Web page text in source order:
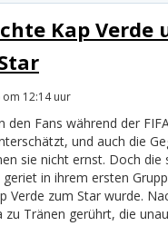
Kap Verde
12:14 uur
den Fans während der
und auch die
sie nicht ernst. Doch die
in ihrem ersten
Verde zum Star wurde.
zu Tränen gerührt, die